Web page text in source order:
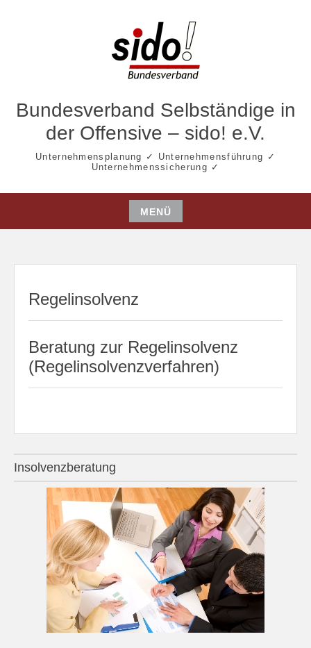
Bundesverband Selbständige in
der Offensive – sido! e.V.
Unternehmensplanung ✓ Unternehmensführung ✓
Unternehmenssicherung ✓
MENÜ
Zum
springen
Regelinsolvenz
Beratung zur Regelinsolvenz
(Regelinsolvenzverfahren)
Insolvenzberatung